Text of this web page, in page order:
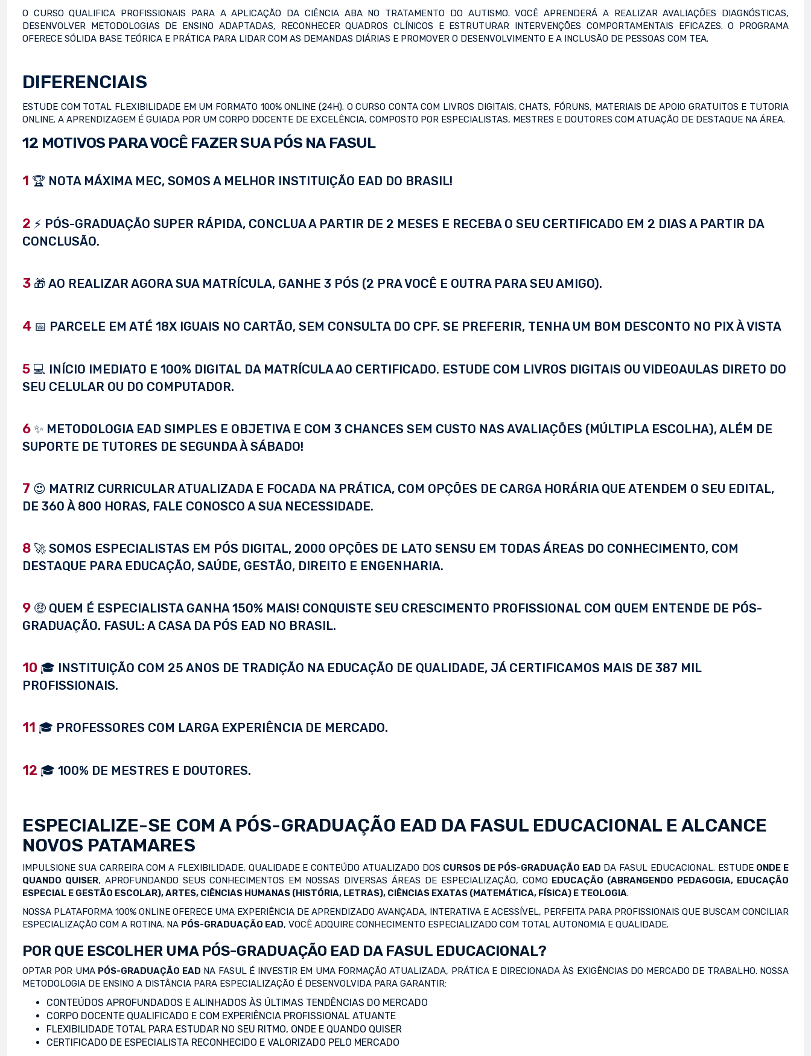
O CURSO QUALIFICA PROFISSIONAIS PARA A APLICAÇÃO DA CIÊNCIA ABA NO TRATAMENTO DO AUTISMO. VOCÊ APRENDERÁ A REALIZAR AVALIAÇÕES DIAGNÓSTICAS,
DESENVOLVER METODOLOGIAS DE ENSINO ADAPTADAS, RECONHECER QUADROS CLÍNICOS E ESTRUTURAR INTERVENÇÕES COMPORTAMENTAIS EFICAZES. O PROGRAMA
OFERECE SÓLIDA BASE TEÓRICA E PRÁTICA PARA LIDAR COM AS DEMANDAS DIÁRIAS E PROMOVER O DESENVOLVIMENTO E A INCLUSÃO DE PESSOAS COM TEA.
DIFERENCIAIS
ESTUDE COM TOTAL FLEXIBILIDADE EM UM FORMATO 100% ONLINE (24H). O CURSO CONTA COM LIVROS DIGITAIS, CHATS, FÓRUNS, MATERIAIS DE APOIO GRATUITOS E TUTORIA
ONLINE. A APRENDIZAGEM É GUIADA POR UM CORPO DOCENTE DE EXCELÊNCIA, COMPOSTO POR ESPECIALISTAS, MESTRES E DOUTORES COM ATUAÇÃO DE DESTAQUE NA ÁREA.
12 MOTIVOS PARA VOCÊ FAZER SUA PÓS NA FASUL
1 🏆 NOTA MÁXIMA MEC, SOMOS A MELHOR INSTITUIÇÃO EAD DO BRASIL!
2 ⚡ PÓS-GRADUAÇÃO SUPER RÁPIDA, CONCLUA A PARTIR DE 2 MESES E RECEBA O SEU CERTIFICADO EM 2 DIAS A PARTIR DA
CONCLUSÃO.
3 🎁 AO REALIZAR AGORA SUA MATRÍCULA, GANHE 3 PÓS (2 PRA VOCÊ E OUTRA PARA SEU AMIGO).
4 📅 PARCELE EM ATÉ 18X IGUAIS NO CARTÃO, SEM CONSULTA DO CPF. SE PREFERIR, TENHA UM BOM DESCONTO NO PIX À VISTA
5 💻 INÍCIO IMEDIATO E 100% DIGITAL DA MATRÍCULA AO CERTIFICADO. ESTUDE COM LIVROS DIGITAIS OU VIDEOAULAS DIRETO DO
SEU CELULAR OU DO COMPUTADOR.
6 ✨ METODOLOGIA EAD SIMPLES E OBJETIVA E COM 3 CHANCES SEM CUSTO NAS AVALIAÇÕES (MÚLTIPLA ESCOLHA), ALÉM DE
SUPORTE DE TUTORES DE SEGUNDA À SÁBADO!
7 😍 MATRIZ CURRICULAR ATUALIZADA E FOCADA NA PRÁTICA, COM OPÇÕES DE CARGA HORÁRIA QUE ATENDEM O SEU EDITAL,
DE 360 À 800 HORAS, FALE CONOSCO A SUA NECESSIDADE.
8 🚀 SOMOS ESPECIALISTAS EM PÓS DIGITAL, 2000 OPÇÕES DE LATO SENSU EM TODAS ÁREAS DO CONHECIMENTO, COM
DESTAQUE PARA EDUCAÇÃO, SAÚDE, GESTÃO, DIREITO E ENGENHARIA.
9 🤑 QUEM É ESPECIALISTA GANHA 150% MAIS! CONQUISTE SEU CRESCIMENTO PROFISSIONAL COM QUEM ENTENDE DE PÓS-
GRADUAÇÃO. FASUL: A CASA DA PÓS EAD NO BRASIL.
10 🎓 INSTITUIÇÃO COM 25 ANOS DE TRADIÇÃO NA EDUCAÇÃO DE QUALIDADE, JÁ CERTIFICAMOS MAIS DE 387 MIL
PROFISSIONAIS.
11 🎓 PROFESSORES COM LARGA EXPERIÊNCIA DE MERCADO.
12 🎓 100% DE MESTRES E DOUTORES.
ESPECIALIZE-SE COM A PÓS-GRADUAÇÃO EAD DA FASUL EDUCACIONAL E ALCANCE
NOVOS PATAMARES
IMPULSIONE SUA CARREIRA COM A FLEXIBILIDADE, QUALIDADE E CONTEÚDO ATUALIZADO DOS CURSOS DE PÓS-GRADUAÇÃO EAD DA FASUL EDUCACIONAL. ESTUDE ONDE E
QUANDO QUISER, APROFUNDANDO SEUS CONHECIMENTOS EM NOSSAS DIVERSAS ÁREAS DE ESPECIALIZAÇÃO, COMO EDUCAÇÃO (ABRANGENDO PEDAGOGIA, EDUCAÇÃO
ESPECIAL E GESTÃO ESCOLAR), ARTES, CIÊNCIAS HUMANAS (HISTÓRIA, LETRAS), CIÊNCIAS EXATAS (MATEMÁTICA, FÍSICA) E TEOLOGIA.
NOSSA PLATAFORMA 100% ONLINE OFERECE UMA EXPERIÊNCIA DE APRENDIZADO AVANÇADA, INTERATIVA E ACESSÍVEL, PERFEITA PARA PROFISSIONAIS QUE BUSCAM CONCILIAR
ESPECIALIZAÇÃO COM A ROTINA. NA PÓS-GRADUAÇÃO EAD, VOCÊ ADQUIRE CONHECIMENTO ESPECIALIZADO COM TOTAL AUTONOMIA E QUALIDADE.
POR QUE ESCOLHER UMA PÓS-GRADUAÇÃO EAD DA FASUL EDUCACIONAL?
OPTAR POR UMA PÓS-GRADUAÇÃO EAD NA FASUL É INVESTIR EM UMA FORMAÇÃO ATUALIZADA, PRÁTICA E DIRECIONADA ÀS EXIGÊNCIAS DO MERCADO DE TRABALHO. NOSSA
METODOLOGIA DE ENSINO A DISTÂNCIA PARA ESPECIALIZAÇÃO É DESENVOLVIDA PARA GARANTIR:
CONTEÚDOS APROFUNDADOS E ALINHADOS ÀS ÚLTIMAS TENDÊNCIAS DO MERCADO
CORPO DOCENTE QUALIFICADO E COM EXPERIÊNCIA PROFISSIONAL ATUANTE
FLEXIBILIDADE TOTAL PARA ESTUDAR NO SEU RITMO, ONDE E QUANDO QUISER
CERTIFICADO DE ESPECIALISTA RECONHECIDO E VALORIZADO PELO MERCADO